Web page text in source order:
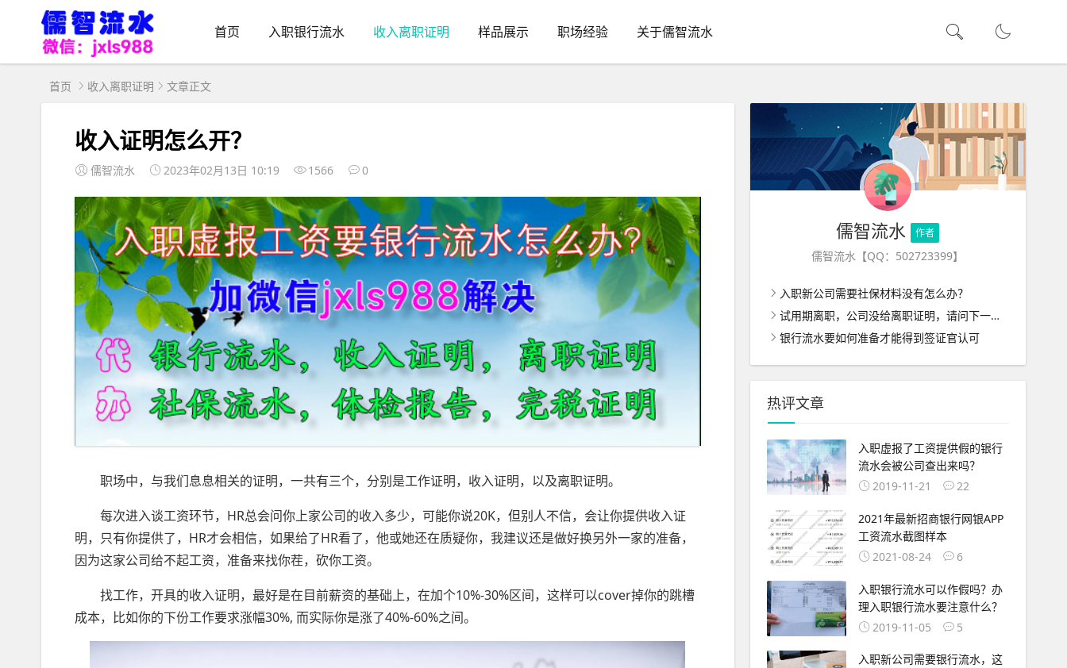
首页 入职银行流水 收入离职证明 样品展示 职场经验 关于儒智流水
首页 收入离职证明 文章正文
收入证明怎么开？
儒智流水 2023年02月13日 10:19 1566 0
职场中，与我们息息相关的证明，一共有三个，分别是工作证明，收入证明，以及离职证明。
每次进入谈工资环节，HR总会问你上家公司的收入多少，可能你说20K，但别人不信，会让你提供收入证
明，只有你提供了，HR才会相信，如果给了HR看了，他或她还在质疑你，我建议还是做好换另外一家的准备，
因为这家公司给不起工资，准备来找你茬，砍你工资。
找工作，开具的收入证明，最好是在目前薪资的基础上，在加个10%-30%区间，这样可以cover掉你的跳槽
成本，比如你的下份工作要求涨幅30%, 而实际你是涨了40%-60%之间。
儒智流水 作者
儒智流水【QQ：502723399】
入职新公司需要社保材料没有怎么办？
试用期离职，公司没给离职证明，请问下一家公司入职怎么办呢？
银行流水要如何准备才能得到签证官认可
热评文章
入职虚报了工资提供假的银行
流水会被公司查出来吗？
2019-11-21
22
2021年最新招商银行网银APP
工资流水截图样本
2021-08-24
6
入职银行流水可以作假吗？办
理入职银行流水要注意什么？
2019-11-05
5
入职新公司需要银行流水，这